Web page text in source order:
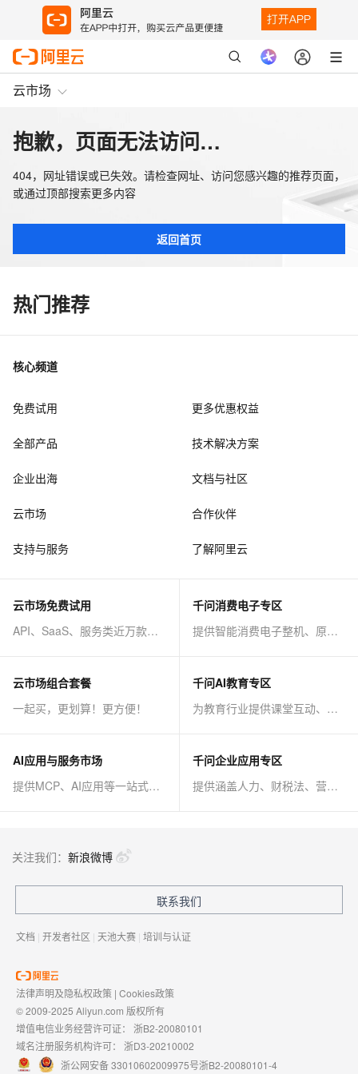
云市场
抱歉，页面无法访问…
404，网址错误或已失效。请检查网址、访问您感兴趣的推荐页面，
或通过顶部搜索更多内容
返回首页
热门推荐
核心频道
免费试用 更多优惠权益
全部产品 技术解决方案
企业出海 文档与社区
云市场 合作伙伴
支持与服务 了解阿里云
云市场免费试用
API、SaaS、服务类近万款商品免费试！
千问消费电子专区
提供智能消费电子整机、原子能力等AI方案
云市场组合套餐
一起买，更划算！更方便！
千问AI教育专区
为教育行业提供课堂互动、课程制作等AI方案
AI应用与服务市场
提供MCP、AI应用等一站式AI解决方案
千问企业应用专区
提供涵盖人力、财税法、营销、客服等AI方案
关注我们： 新浪微博
联系我们
文档 | 开发者社区 | 天池大赛 | 培训与认证
法律声明及隐私权政策 | Cookies政策
© 2009-2025 Aliyun.com 版权所有
增值电信业务经营许可证： 浙B2-20080101
域名注册服务机构许可： 浙D3-20210002
浙公网安备 33010602009975号浙B2-20080101-4